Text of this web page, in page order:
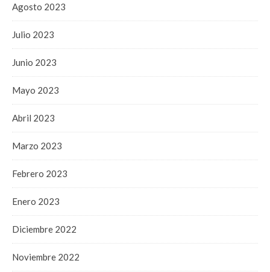
Agosto 2023
Julio 2023
Junio 2023
Mayo 2023
Abril 2023
Marzo 2023
Febrero 2023
Enero 2023
Diciembre 2022
Noviembre 2022